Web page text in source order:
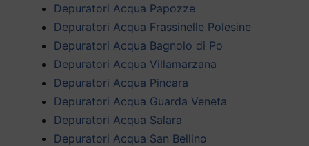
Depuratori Acqua Papozze
Depuratori Acqua Frassinelle Polesine
Depuratori Acqua Bagnolo di Po
Depuratori Acqua Villamarzana
Depuratori Acqua Pincara
Depuratori Acqua Guarda Veneta
Depuratori Acqua Salara
Depuratori Acqua San Bellino